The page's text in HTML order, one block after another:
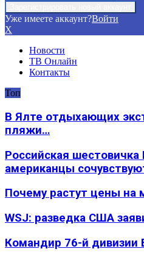
Уже имеете аккаунт?Войти
X
Новости
ТВ Онлайн
Контакты
Топ
В Ялте отдыхающих
пляжи…
Российская шестовичка
американцы
Почему растут цены на
WSJ: разведка США
Командир 76-й